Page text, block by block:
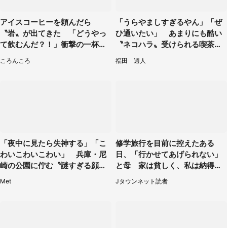
アイスコーヒーを頼んだら
〝岩〟が出てきた 「どうやっ
て飲むんだ？！」衝撃の一杯が
ころんころ
「うらやましすぎるやん」「ぜ
ひ通いたい」 あまりにも酷い
〝ネコハラ〟受けられる喫茶店
に5.3万人驚がく
福田 週人
「夜中に見たら失神する」「こ
わいこわいこわい」 兵庫・尼
崎の公園に佇む〝謎すぎる顔〟
Met
修学旅行を目前に控えたある
日、「行かせてあげられない」
と母 家は貧しく、私は納得し
たけれど...（北海道・70代以上
女性）
Jタウンネット読者